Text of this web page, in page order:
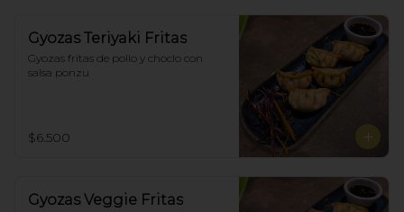
Gyozas Teriyaki Fritas
Gyozas fritas de pollo y choclo con
salsa ponzu
$6.500
Gyozas Veggie Fritas